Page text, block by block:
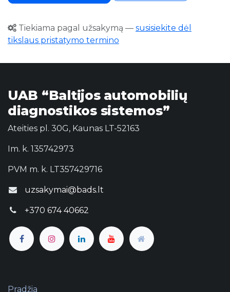
Tiekiama pagal užsakymą — susisiekite dėl
tikslaus pristatymo termino
UAB “Baltijos automobilių
diagnostikos sistemos”
Ateities pl. 30G, Kaunas LT-52163
Im. k. 135742973
PVM m. k. LT357429716
uzsakymai@bads.lt
+370 674 40662
Pradžia